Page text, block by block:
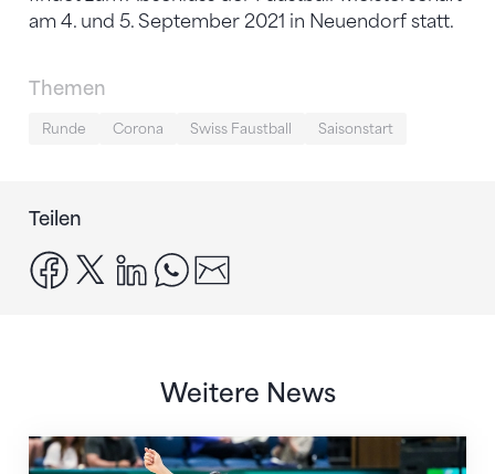
am 4. und 5. September 2021 in Neuendorf statt.
Themen
Runde Corona Swiss Faustball Saisonstart
Teilen
facebook
x linkedinwhatsapp
Weitere News
Nächster Halt: Weltmeisterschaft